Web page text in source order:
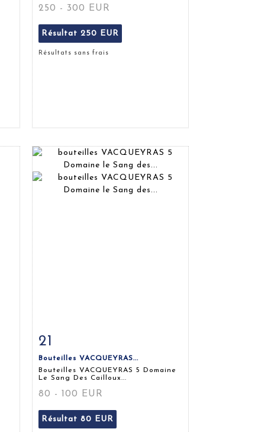
250 - 300 EUR
Résultat 250 EUR
Résultats sans frais
Fiche détaillée
21
Bouteilles VACQUEYRAS...
Bouteilles VACQUEYRAS 5 Domaine
Le Sang Des Cailloux...
80 - 100 EUR
Résultat 80 EUR